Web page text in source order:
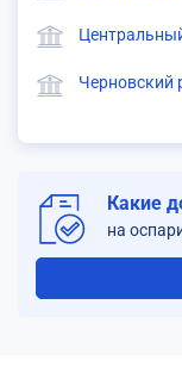
Черновский
Какие
на